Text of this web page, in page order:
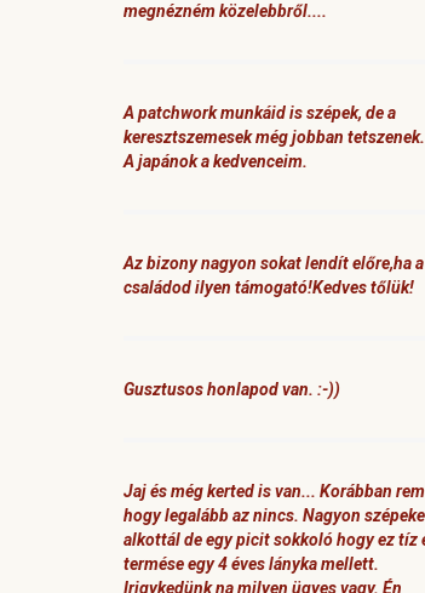
megnézném közelebbről....
A patchwork munkáid is szépek, de a
keresztszemesek még jobban tetszenek.
A japánok a kedvenceim.
Az bizony nagyon sokat lendít előre,ha a
családod ilyen támogató!Kedves tőlük!
Gusztusos honlapod van. :-))
Jaj és még kerted is van... Korábban
hogy legalább az nincs. Nagyon
alkottál de egy picit sokkoló hogy ez tíz
termése egy 4 éves lányka mellett.
Irigykedünk na milyen ügyes vagy. Én